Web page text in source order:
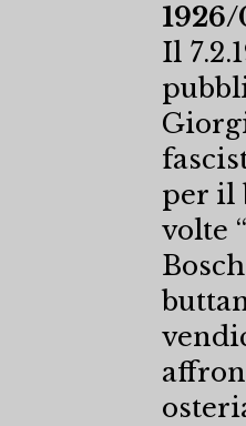
Il
per il
volte